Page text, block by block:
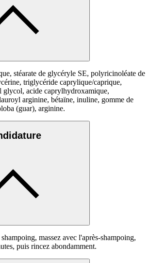
stéarate de glycéryle SE, polyricinoléate de
triglycéride caprylique/caprique,
glycol, acide caprylhydroxamique,
arginine, bétaïne, inuline, gomme de
(guar), arginine.
massez avec l'après-shampoing,
puis rincez abondamment.